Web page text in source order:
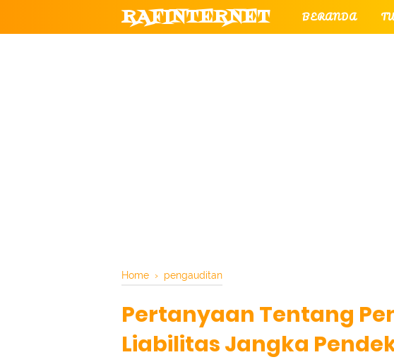
RAFINTERNET BERANDA
Home › pengauditan
Pertanyaan Tentang
Liabilitas Jangka